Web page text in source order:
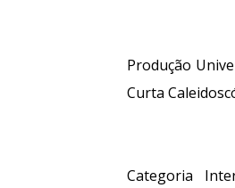
Produção
Curta
Categoria